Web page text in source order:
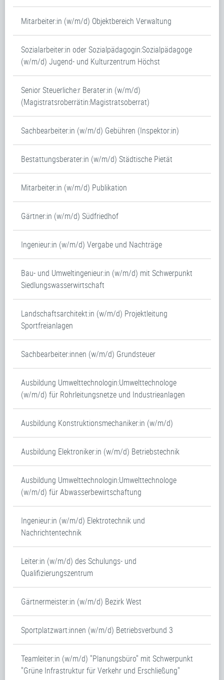
Mitarbeiter:in (w/m/d) Objektbereich Verwaltung
Sozialarbeiter:in oder Sozialpädagogin:Sozialpädagoge
(w/m/d) Jugend- und Kulturzentrum Höchst
Senior Steuerliche:r Berater:in (w/m/d)
(Magistratsroberrätin:Magistratsoberrat)
Sachbearbeiter:in (w/m/d) Gebühren (Inspektor:in)
Bestattungsberater:in (w/m/d) Städtische Pietät
Mitarbeiter:in (w/m/d) Publikation
Gärtner:in (w/m/d) Südfriedhof
Ingenieur:in (w/m/d) Vergabe und Nachträge
Bau- und Umweltingenieur:in (w/m/d) mit Schwerpunkt
Siedlungswasserwirtschaft
Landschaftsarchitekt:in (w/m/d) Projektleitung
Sportfreianlagen
Sachbearbeiter:innen (w/m/d) Grundsteuer
Ausbildung Umwelttechnologin:Umwelttechnologe
(w/m/d) für Rohrleitungsnetze und Industrieanlagen
Ausbildung Konstruktionsmechaniker:in (w/m/d)
Ausbildung Elektroniker:in (w/m/d) Betriebstechnik
Ausbildung Umwelttechnologin:Umwelttechnologe
(w/m/d) für Abwasserbewirtschaftung
Ingenieur:in (w/m/d) Elektrotechnik und
Nachrichtentechnik
Leiter:in (w/m/d) des Schulungs- und
Qualifizierungszentrum
Gärtnermeister:in (w/m/d) Bezirk West
Sportplatzwart:innen (w/m/d) Betriebsverbund 3
Teamleiter:in (w/m/d) "Planungsbüro" mit Schwerpunkt
"Grüne Infrastruktur für Verkehr und Erschließung"